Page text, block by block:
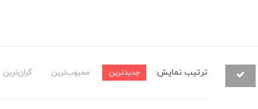
ترتیب نمایش: جدیدترین محبوب‌ترین گران‌ترین